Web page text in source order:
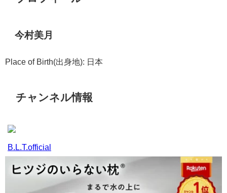
今村美月
Place of Birth(出身地): 日本
チャンネル情報
B.L.T.official